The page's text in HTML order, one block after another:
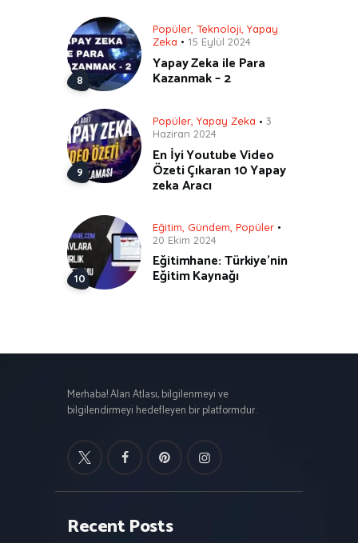
Popüler Teknoloji Yapay
Zeka
15 Eylül 2024
Yapay Zeka ile Para
Kazanmak – 2
Popüler, Yapay Zeka
3
Haziran 2024
En İyi Youtube Video
Özeti Çıkaran 10 Yapay
zeka Aracı
Eğitim Gündem Popüler
20 Ekim 2024
Eğitimhane: Türkiye’nin
Eğitim Kaynağı
Merhaba! Alan Atlası, bilgilenmeyi ve
bilgilendirmeyi hedefleyen bir platformdur.
Recent Posts